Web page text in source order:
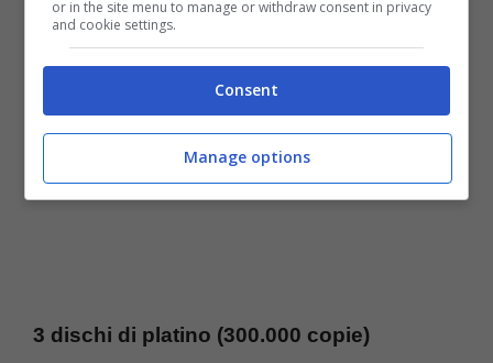
3 dischi di platino (300.000 copie)
or in the site menu to manage or withdraw consent in privacy
and cookie settings.
Consent
Manage options